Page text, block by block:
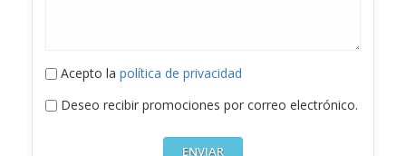
Acepto la política de privacidad
Deseo recibir promociones por correo electrónico.